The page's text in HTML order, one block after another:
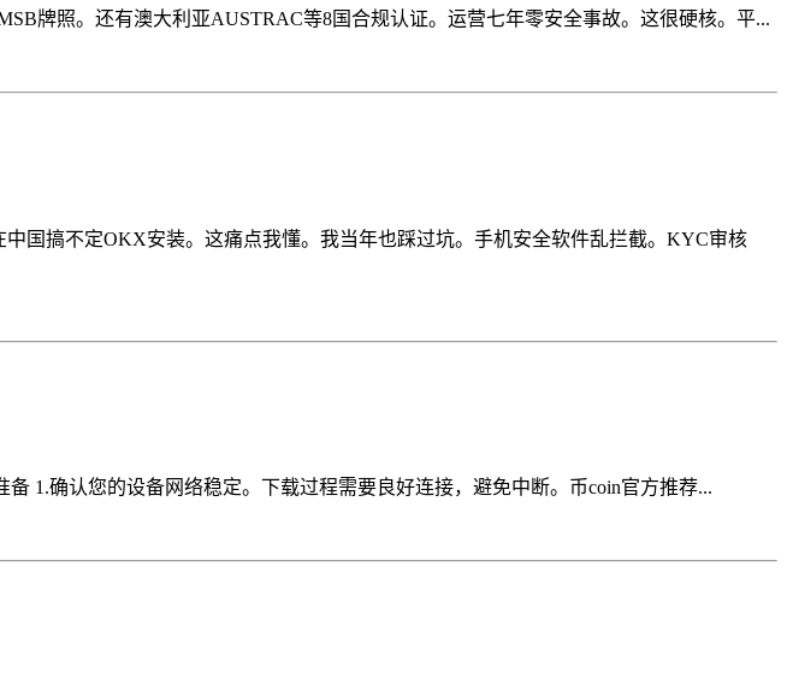
牌照。还有澳大利亚AUSTRAC等8国合规认证。运营七年零安全事故。这很硬核。平...
国搞不定OKX安装。这痛点我懂。我当年也踩过坑。手机安全软件乱拦截。KYC审核
1.确认您的设备网络稳定。下载过程需要良好连接，避免中断。币coin官方推荐...